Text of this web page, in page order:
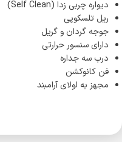
دیواره چربی زدا (Self Clean)
ریل تلسکوپی
جوجه گردان و گریل
دارای سنسور حرارتی
درب سه جداره
فن کانوکشن
مجهز به لولای آرامبند